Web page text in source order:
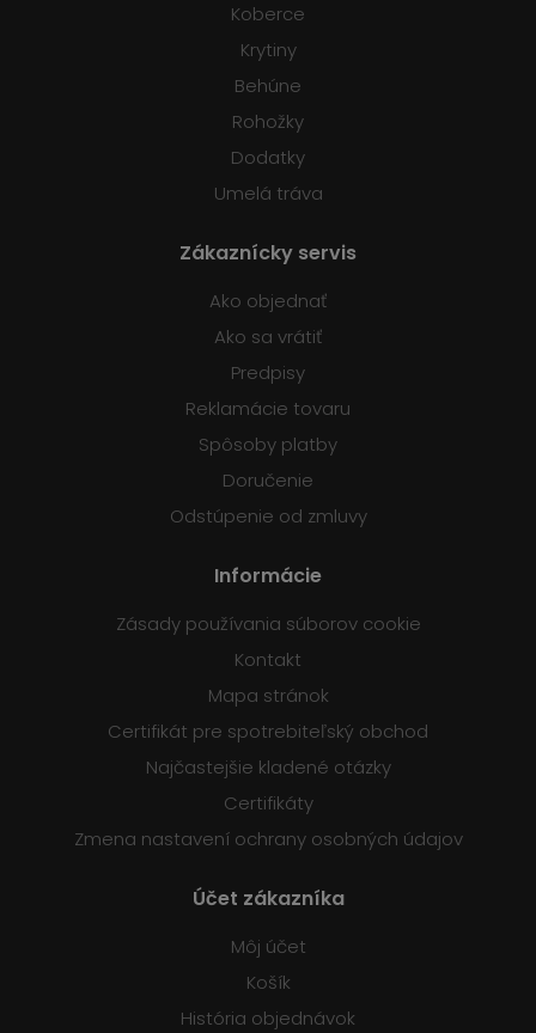
Koberce
Krytiny
Behúne
Rohožky
Dodatky
Umelá tráva
Zákaznícky servis
Ako objednať
Ako sa vrátiť
Predpisy
Reklamácie tovaru
Spôsoby platby
Doručenie
Odstúpenie od zmluvy
Informácie
Zásady používania súborov cookie
Kontakt
Mapa stránok
Certifikát pre spotrebiteľský obchod
Najčastejšie kladené otázky
Certifikáty
Zmena nastavení ochrany osobných údajov
Účet zákazníka
Môj účet
Košík
História objednávok